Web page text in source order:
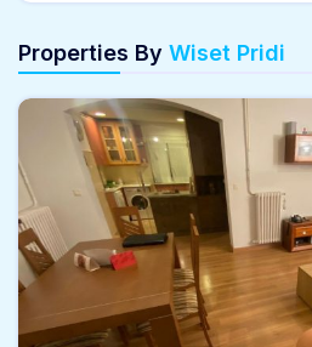
Properties By Wiset Pridi